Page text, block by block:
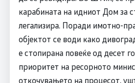
карабината на идниот Дом за
легализира. Поради имотно-
објектот се води како
е стопирана повеќе од десет
приоритет на ресорното
откочувањето на процесот,